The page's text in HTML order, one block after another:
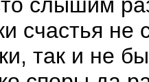
слышим
счастья не
так и не